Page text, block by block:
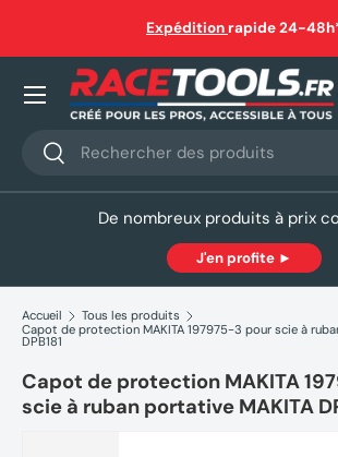
Aller au contenu
Expédition rapide 24-
Recherche
Rechercher
Nos produits
De nombreux produits à prix
J'en profite ►
Accueil
Tous les produits
Capot de protection MAKITA 197975-3 pour scie à
DPB181
Capot de protection MAKITA
scie à ruban portative MAKITA